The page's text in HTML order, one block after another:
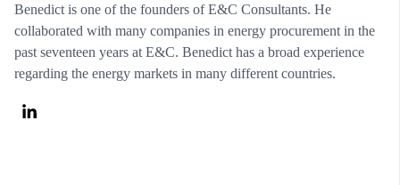
Benedict is one of the founders of E&C Consultants. He
collaborated with many companies in energy procurement in the
past seventeen years at E&C. Benedict has a broad experience
regarding the energy markets in many different countries.